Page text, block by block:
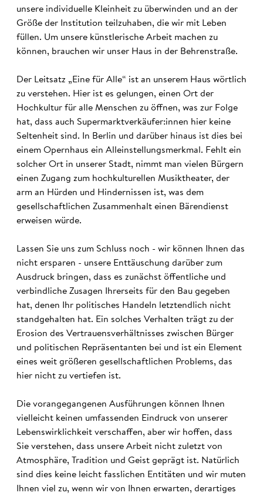
unsere individuelle Kleinheit zu überwinden und an der
Größe der Institution teilzuhaben, die wir mit Leben
füllen. Um unsere künstlerische Arbeit machen zu
können, brauchen wir unser Haus in der Behrenstraße.
Der Leitsatz „Eine für Alle“ ist an unserem Haus wörtlich
zu verstehen. Hier ist es gelungen, einen Ort der
Hochkultur für alle Menschen zu öffnen, was zur Folge
hat, dass auch Supermarktverkäufer:innen hier keine
Seltenheit sind. In Berlin und darüber hinaus ist dies bei
einem Opernhaus ein Alleinstellungsmerkmal. Fehlt ein
solcher Ort in unserer Stadt, nimmt man vielen Bürgern
einen Zugang zum hochkulturellen Musiktheater, der
arm an Hürden und Hindernissen ist, was dem
gesellschaftlichen Zusammenhalt einen Bärendienst
erweisen würde.
Lassen Sie uns zum Schluss noch - wir können Ihnen das
nicht ersparen - unsere Enttäuschung darüber zum
Ausdruck bringen, dass es zunächst öffentliche und
verbindliche Zusagen Ihrerseits für den Bau gegeben
hat, denen Ihr politisches Handeln letztendlich nicht
standgehalten hat. Ein solches Verhalten trägt zu der
Erosion des Vertrauensverhältnisses zwischen Bürger
und politischen Repräsentanten bei und ist ein Element
eines weit größeren gesellschaftlichen Problems, das
hier nicht zu vertiefen ist.
Die vorangegangenen Ausführungen können Ihnen
vielleicht keinen umfassenden Eindruck von unserer
Lebenswirklichkeit verschaffen, aber wir hoffen, dass
Sie verstehen, dass unsere Arbeit nicht zuletzt von
Atmosphäre, Tradition und Geist geprägt ist. Natürlich
sind dies keine leicht fasslichen Entitäten und wir muten
Ihnen viel zu, wenn wir von Ihnen erwarten, derartiges